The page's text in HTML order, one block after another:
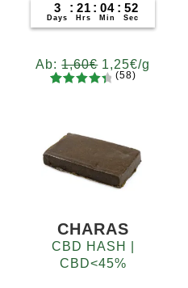
3
Days
: 21
Hrs
: 04
Min
: 51
Sec
Ab:1,60€ 1,25€/g
von 5,
basieren
d auf
Kundenb
(58)
CHARAS
CBD HASH |
CBD<45%